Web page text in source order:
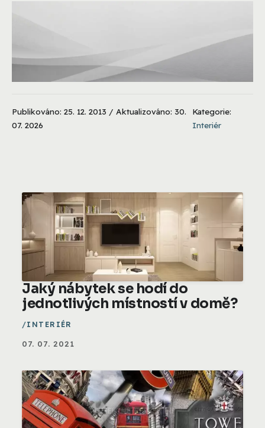
Publikováno: 25. 12. 2013 / Aktualizováno: 30.
07. 2026
Kategorie:
Interiér
Jaký nábytek se hodí do
jednotlivých místností v domě?
INTERIÉR
07. 07. 2021